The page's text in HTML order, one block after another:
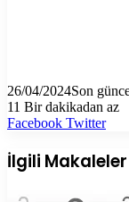
26/04/2024Son
11 Bir dakikadan az
Facebook TwitterE-
ile
İlgili Makaleler